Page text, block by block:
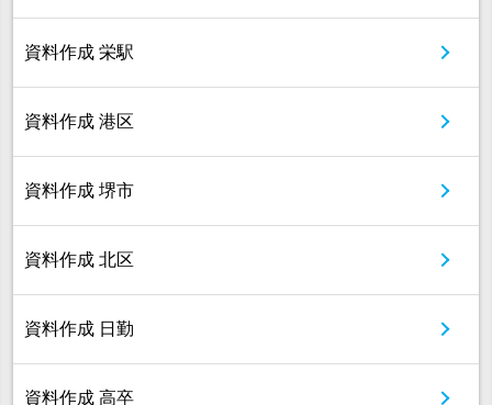
資料作成 栄駅
資料作成 港区
資料作成 堺市
資料作成 北区
資料作成 日勤
資料作成 高卒